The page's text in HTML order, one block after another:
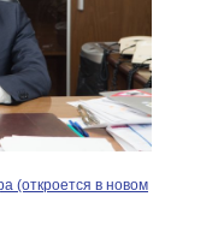
(откроется в новом